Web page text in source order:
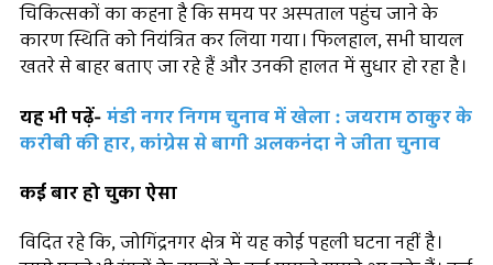
चिकित्सकों का कहना है कि समय पर अस्पताल पहुंच जाने के
कारण स्थिति को नियंत्रित कर लिया गया। फिलहाल, सभी घायल
खतरे से बाहर बताए जा रहे हैं और उनकी हालत में सुधार हो रहा है।
यह भी पढ़ें- मंडी नगर निगम चुनाव में खेला : जयराम ठाकुर के
करीबी की हार, कांग्रेस से बागी अलकनंदा ने जीता चुनाव
कई बार हो चुका ऐसा
विदित रहे कि, जोगिंद्रनगर क्षेत्र में यह कोई पहली घटना नहीं है।